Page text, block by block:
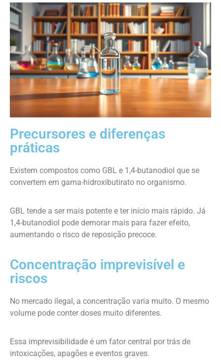
Precursores e diferenças
práticas
Existem compostos como GBL e 1,4-butanodiol que se
convertem em gama-hidroxibutirato no organismo.
GBL tende a ser mais potente e ter início mais rápido. Já
1,4-butanodiol pode demorar mais para fazer efeito,
aumentando o risco de reposição precoce.
Concentração imprevisível e
riscos
No mercado ilegal, a concentração varia muito. O mesmo
volume pode conter doses muito diferentes.
Essa imprevisibilidade é um fator central por trás de
intoxicações, apagões e eventos graves.